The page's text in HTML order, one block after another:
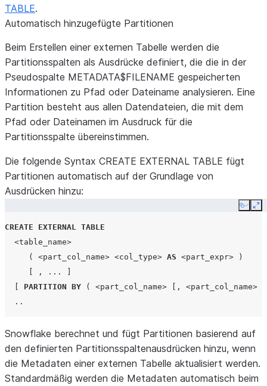
TABLE.
Automatisch hinzugefügte Partitionen
Beim Erstellen einer externen Tabelle werden die
Partitionsspalten als Ausdrücke definiert, die die in der
Pseudospalte METADATA$FILENAME gespeicherten
Informationen zu Pfad oder Dateiname analysieren. Eine
Partition besteht aus allen Datendateien, die mit dem
Pfad oder Dateinamen im Ausdruck für die
Partitionsspalte übereinstimmen.
Die folgende Syntax CREATE EXTERNAL TABLE fügt
Partitionen automatisch auf der Grundlage von
Ausdrücken hinzu:
Copy
CREATE EXTERNAL TABLE
<table_name>
(
<part_col_name> <col_type> AS <part_expr>
)
, ...
PARTITION BY ( <part_col_name> [, <part_col_name>
..
Snowflake berechnet und fügt Partitionen basierend auf
den definierten Partitionsspaltenausdrücken hinzu, wenn
die Metadaten einer externen Tabelle aktualisiert werden.
Standardmäßig werden die Metadaten automatisch beim